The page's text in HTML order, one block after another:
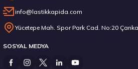
7.157,15 ₺
info@lastikkapida.com
Yücetepe Mah. Spor Park Cad. No:20
SOSYAL MEDYA